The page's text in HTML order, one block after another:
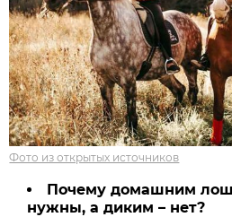
Фото из открытых источников
Почему домашним
нужны, а диким – нет?